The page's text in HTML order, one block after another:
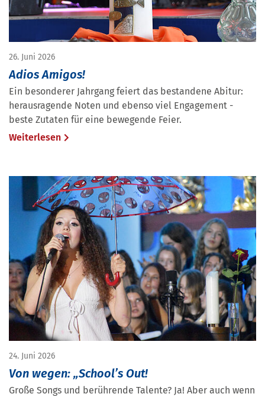
26. Juni 2026
Adios Amigos!
Ein besonderer Jahrgang feiert das bestandene Abitur:
herausragende Noten und ebenso viel Engagement -
beste Zutaten für eine bewegende Feier.
Weiterlesen
24. Juni 2026
Von wegen: „School’s Out!
Große Songs und berührende Talente? Ja! Aber auch wenn